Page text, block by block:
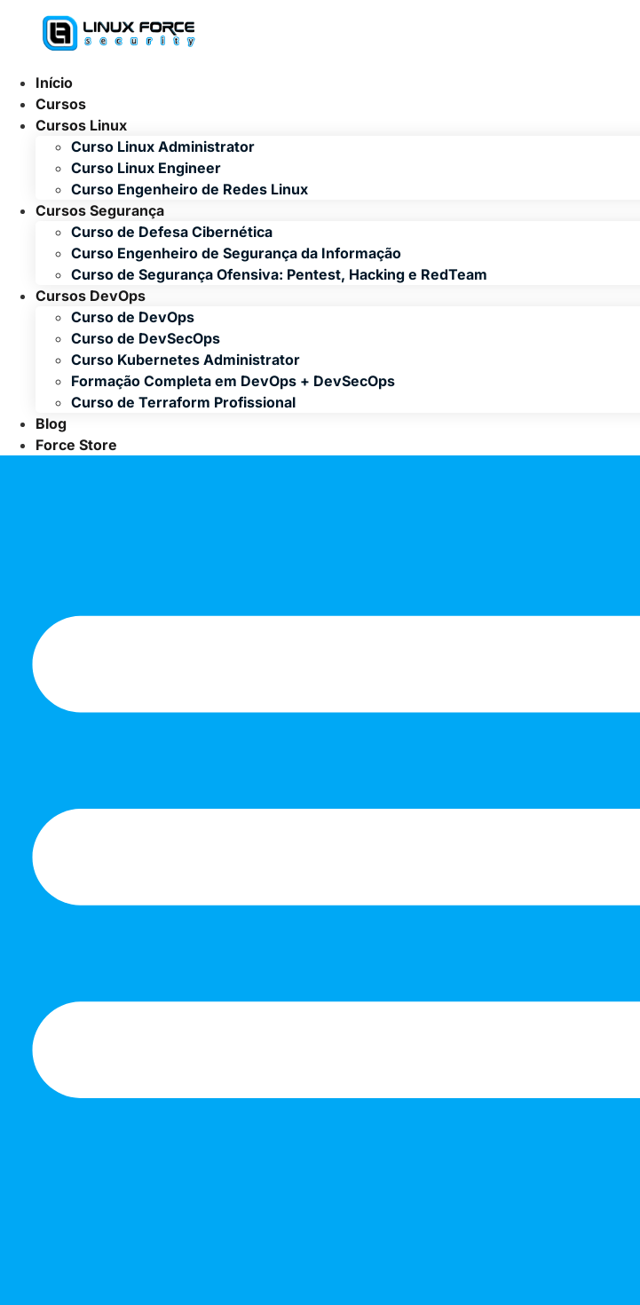
conteúdo
Início
Cursos
Cursos Linux
Curso Linux Administrator
Curso Linux Engineer
Curso Engenheiro de Redes Linux
Cursos Segurança
Curso de Defesa Cibernética
Curso Engenheiro de Segurança da Informação
Curso de Segurança Ofensiva: Pentest, Hacking e RedTeam
Cursos DevOps
Curso de DevOps
Curso de DevSecOps
Curso Kubernetes Administrator
Formação Completa em DevOps + DevSecOps
Curso de Terraform Profissional
Blog
Force Store